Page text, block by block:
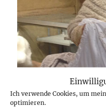
Ich verwende Cookies, um
optimieren.